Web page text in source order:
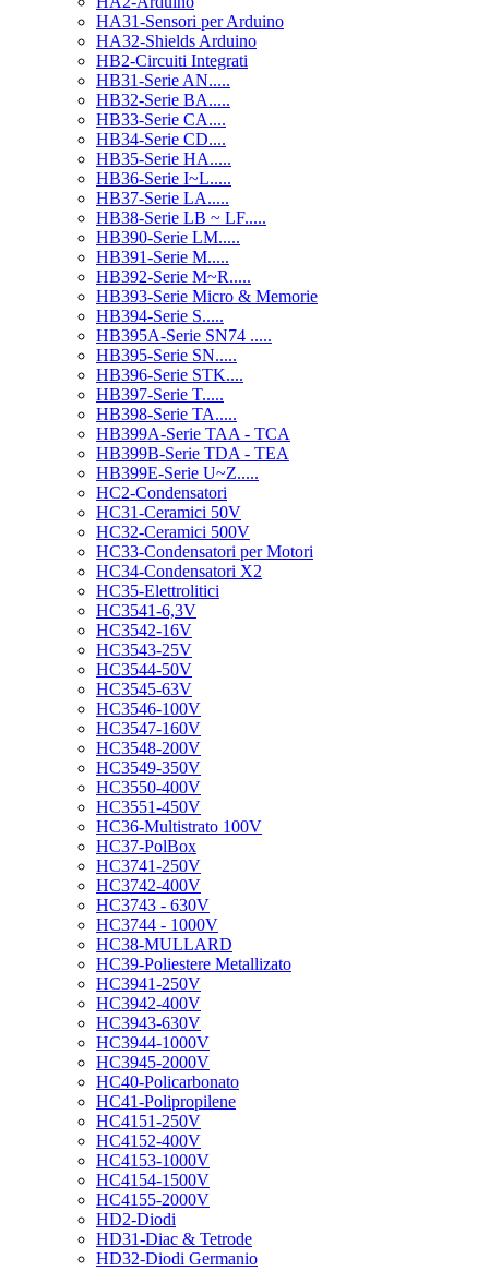
HA31-Sensori per Arduino
HA32-Shields Arduino
HB2-Circuiti Integrati
HB31-Serie AN.....
HB32-Serie BA.....
HB33-Serie CA....
HB34-Serie CD....
HB35-Serie HA.....
HB36-Serie I~L.....
HB37-Serie LA.....
HB38-Serie LB ~ LF.....
HB390-Serie LM.....
HB391-Serie M.....
HB392-Serie M~R.....
HB393-Serie Micro & Memorie
HB394-Serie S.....
HB395A-Serie SN74 .....
HB395-Serie SN.....
HB396-Serie STK....
HB397-Serie T.....
HB398-Serie TA.....
HB399A-Serie TAA - TCA
HB399B-Serie TDA - TEA
HB399E-Serie U~Z.....
HC2-Condensatori
HC31-Ceramici 50V
HC32-Ceramici 500V
HC33-Condensatori per Motori
HC34-Condensatori X2
HC35-Elettrolitici
HC3541-6,3V
HC3542-16V
HC3543-25V
HC3544-50V
HC3545-63V
HC3546-100V
HC3547-160V
HC3548-200V
HC3549-350V
HC3550-400V
HC3551-450V
HC36-Multistrato 100V
HC37-PolBox
HC3741-250V
HC3742-400V
HC3743 - 630V
HC3744 - 1000V
HC38-MULLARD
HC39-Poliestere Metallizato
HC3941-250V
HC3942-400V
HC3943-630V
HC3944-1000V
HC3945-2000V
HC40-Policarbonato
HC41-Polipropilene
HC4151-250V
HC4152-400V
HC4153-1000V
HC4154-1500V
HC4155-2000V
HD2-Diodi
HD31-Diac & Tetrode
HD32-Diodi Germanio